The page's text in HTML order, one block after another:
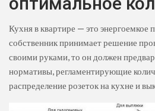
Кухня в квартире — это энергоемкое
собственник принимает решение
своими руками, то он должен
нормативы, регламентирующие
распределение розеток на кухне и